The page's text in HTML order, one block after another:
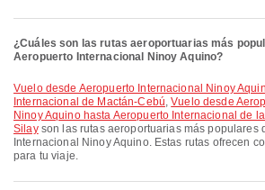
¿Cuáles son las rutas aeroportuarias más
Aeropuerto Internacional Ninoy Aquino?
Vuelo desde Aeropuerto Internacional Ninoy Aquino hasta Aeropuerto
Internacional de Mactán-Cebú,Vuelo desde
Ninoy Aquino hasta Aeropuerto Internacional de
Silayson las rutas aeroportuarias más populares
Internacional Ninoy Aquino. Estas rutas ofrecen
para tu viaje.